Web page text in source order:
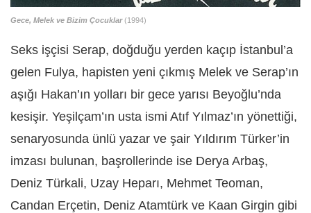
Gece, Melek ve Bizim Çocuklar(1994)
Seks işçisi Serap, doğduğu yerden kaçıp İstanbul’a
gelen Fulya, hapisten yeni çıkmış Melek ve Serap’ın
aşığı Hakan’ın yolları bir gece yarısı Beyoğlu’nda
kesişir. Yeşilçam’ın usta ismi Atıf Yılmaz’ın yönettiği,
senaryosunda ünlü yazar ve şair Yıldırım Türker’in
imzası bulunan, başrollerinde ise Derya Arbaş,
Deniz Türkali, Uzay Heparı, Mehmet Teoman,
Candan Erçetin, Deniz Atamtürk ve Kaan Girgin gibi